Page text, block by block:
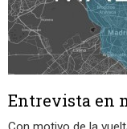
Entrevista en